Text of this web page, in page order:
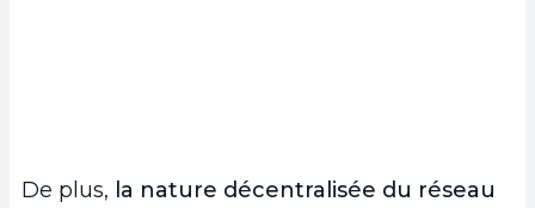
De plus, la nature décentralisée du réseau